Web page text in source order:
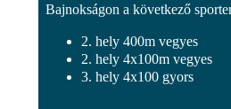
Bajnokságon a következő
2. hely 400m vegyes
2. hely 4x100m vegyes
3. hely 4x100 gyors